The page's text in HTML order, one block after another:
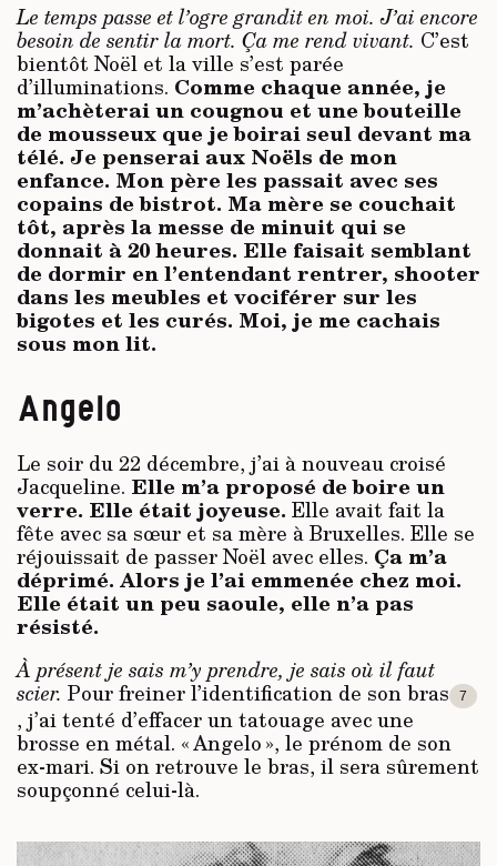
Le temps passe et l’ogre grandit en moi. J’ai encore
besoin de sentir la mort. Ça me rend vivant. C’est
bientôt Noël et la ville s’est parée
d’illuminations. Comme chaque année, je
m’achèterai un cougnou et une bouteille
de mousseux que je boirai seul devant ma
télé. Je penserai aux Noëls de mon
enfance. Mon père les passait avec ses
copains de bistrot. Ma mère se couchait
tôt, après la messe de minuit qui se
donnait à 20 heures. Elle faisait semblant
de dormir en l’entendant rentrer, shooter
dans les meubles et vociférer sur les
bigotes et les curés. Moi, je me cachais
sous mon lit.
Angelo
Le soir du 22 décembre, j’ai à nouveau croisé
Jacqueline. Elle m’a proposé de boire un
verre. Elle était joyeuse. Elle avait fait la
fête avec sa sœur et sa mère à Bruxelles. Elle se
réjouissait de passer Noël avec elles. Ça m’a
déprimé. Alors je l’ai emmenée chez moi.
Elle était un peu saoule, elle n’a pas
résisté.
À présent je sais m’y prendre, je sais où il faut
scier. Pour freiner l’identification de son bras 7
, j’ai tenté d’effacer un tatouage avec une
brosse en métal. « Angelo », le prénom de son
ex-mari. Si on retrouve le bras, il sera sûrement
soupçonné celui-là.